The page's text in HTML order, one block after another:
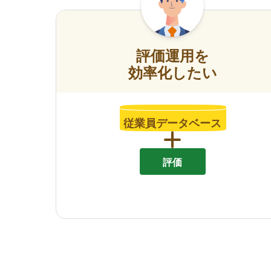
評価運用を
効率化したい
従業員データベース
評価